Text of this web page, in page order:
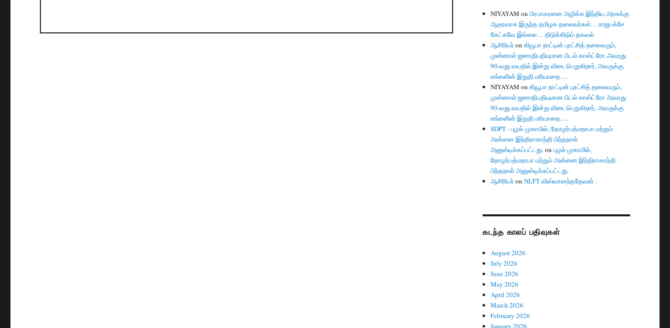
NIYAYAM onபிரபாகரனை அழிக்க இந்திய அரசுக்கு
ஆதரவாக இருந்த தமிழக தலைவர்கள்… ராஜபக்சே
கேட்கவே இல்லை… திடுக்கிடும் தகவல்
ஆசிரியர் onகியூபா நாட்டின் புரட்சித் தலைவரும்,
முன்னாள் ஜனாதிபதியுமான பிடல் காஸ்ட்ரோ அவரது
90-வது வயதில் இன்று விடைபெறுகிறார், அவருக்கு
எங்களின் இறுதி மரியாதை….
NIYAYAM onகியூபா நாட்டின் புரட்சித் தலைவரும்,
முன்னாள் ஜனாதிபதியுமான பிடல் காஸ்ட்ரோ அவரது
90-வது வயதில் இன்று விடைபெறுகிறார், அவருக்கு
எங்களின் இறுதி மரியாதை….
SDPT - புழல் முகாமில், தோழர்பத்மநாபா மற்றும்
அன்னை இந்திராகாந்தி பிந்தநாள்
அனுஸ்டிக்கப்பட்டது.onபுழல் முகாமில்,
தோழர்பத்மநாபா மற்றும் அன்னை இந்திராகாந்தி
பிந்தநாள் அனுஸ்டிக்கப்பட்டது.
ஆசிரியர் onNLFT விஸ்வானந்ததேவன் :
கடந்த காலப் பதிவுகள்
August 2026
July 2026
June 2026
May 2026
April 2026
March 2026
February 2026
January 2026